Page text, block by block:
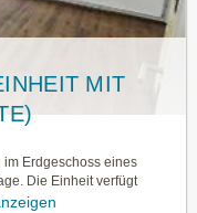
MIT
im Erdgeschoss eines
Die Einheit verfügt